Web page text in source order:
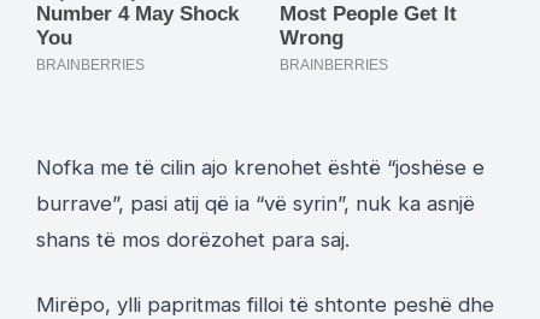
Nofka me të cilin ajo krenohet është “joshëse e
burrave”, pasi atij që ia “vë syrin”, nuk ka asnjë
shans të mos dorëzohet para saj.
Mirëpo, ylli papritmas filloi të shtonte peshë dhe